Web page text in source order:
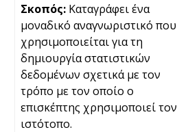
Καταγράφει ένα
μοναδικό αναγνωριστικό που
χρησιμοποιείται για τη
δημιουργία στατιστικών
δεδομένων σχετικά με τον
τρόπο με τον οποίο ο
επισκέπτης χρησιμοποιεί τον
ιστότοπο.